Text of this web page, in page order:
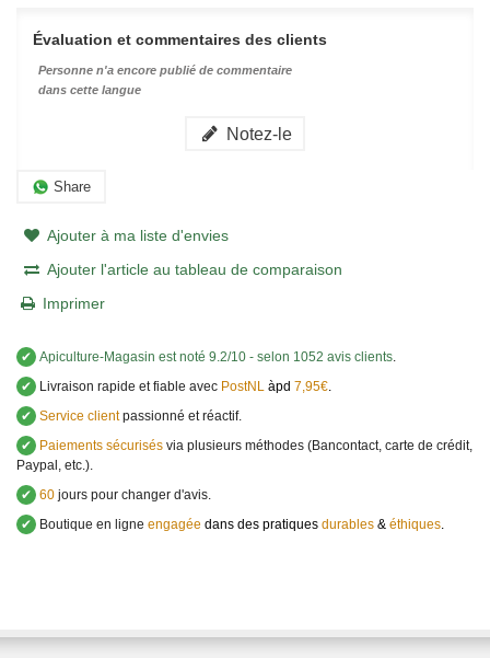
Évaluation et commentaires des clients
Personne n'a encore publié de commentaire
dans cette langue
Notez-le
Share
Ajouter à ma liste d'envies
Ajouter l'article au tableau de comparaison
Imprimer
✔ Apiculture-Magasin est noté 9.2/10 - selon 1052 avis clients.
✔
Livraison rapide et fiable avec PostNL àpd 7,95€.
✔ Service clientpassionné et réactif.
✔
Paiements sécurisés via plusieurs méthodes (Bancontact, carte de crédit,
Paypal, etc.).
✔ 60 jours pour changer d'avis.
✔
Boutique en ligne engagée dans des pratiques durables & éthiques.